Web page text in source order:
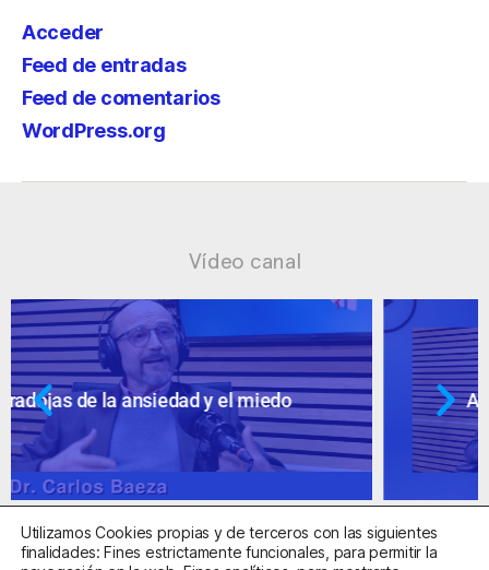
Acceder
Feed de entradas
Feed de comentarios
WordPress.org
Vídeo canal
Ansiedad: supuestos cuestionables
Utilizamos Cookies propias y de terceros con las siguientes
finalidades: Fines estrictamente funcionales, para permitir la